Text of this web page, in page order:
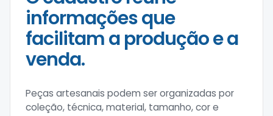
informações que
facilitam a produção e a
venda.
Peças artesanais podem ser organizadas por
coleção, técnica, material, tamanho, cor e